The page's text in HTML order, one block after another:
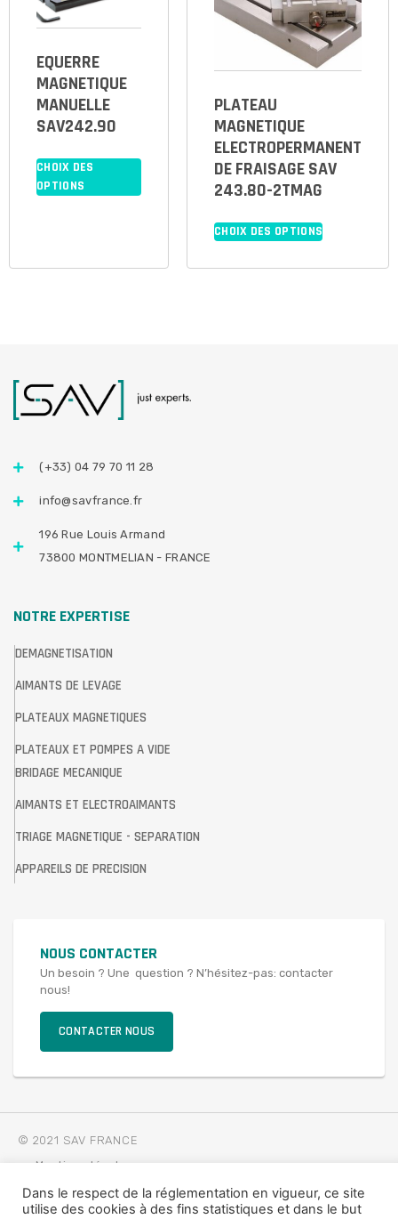
EQUERRE
MAGNETIQUE
MANUELLE
SAV242.90
CHOIX DES
OPTIONS
PLATEAU
MAGNETIQUE
ELECTROPERMANENT
DE FRAISAGE SAV
243.80-2TMAG
CHOIX DES OPTIONS
(+33) 04 79 70 11 28
info@savfrance.fr
196 Rue Louis Armand
73800 MONTMELIAN - FRANCE
NOTRE EXPERTISE
DEMAGNETISATION
AIMANTS DE LEVAGE
PLATEAUX MAGNETIQUES
PLATEAUX ET POMPES A VIDE
BRIDAGE MECANIQUE
AIMANTS ET ELECTROAIMANTS
TRIAGE MAGNETIQUE - SEPARATION
APPAREILS DE PRECISION
NOUS CONTACTER
Un besoin ? Une question ? N’hésitez-pas: contacter
nous!
CONTACTER NOUS
© 2021 SAV FRANCE
Mentions légales
Dans le respect de la réglementation en vigueur, ce site
utilise des cookies à des fins statistiques et dans le but